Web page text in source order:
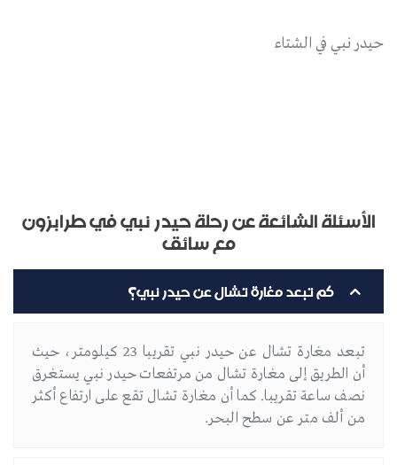
حيدر نبي في الشتاء
الأسئلة الشائعة عن رحلة حيدر نبي في طرابزون
مع سائق
كم تبعد مغارة تشال عن حيدر نبي؟
تبعد مغارة تشال عن حيدر نبي تقريبا 23 كيلومتر، حيث
أن الطريق إلى مغارة تشال من مرتفعات حيدر نبي يستغرق
نصف ساعة تقريبا. كما أن مغارة تشال تقع على ارتفاع أكثر
من ألف متر عن سطح البحر.